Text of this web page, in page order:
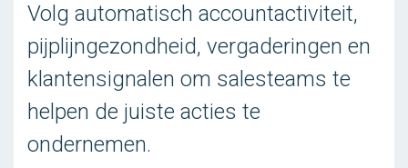
Volg automatisch accountactiviteit,
pijplijngezondheid, vergaderingen en
klantensignalen om salesteams te
helpen de juiste acties te
ondernemen.